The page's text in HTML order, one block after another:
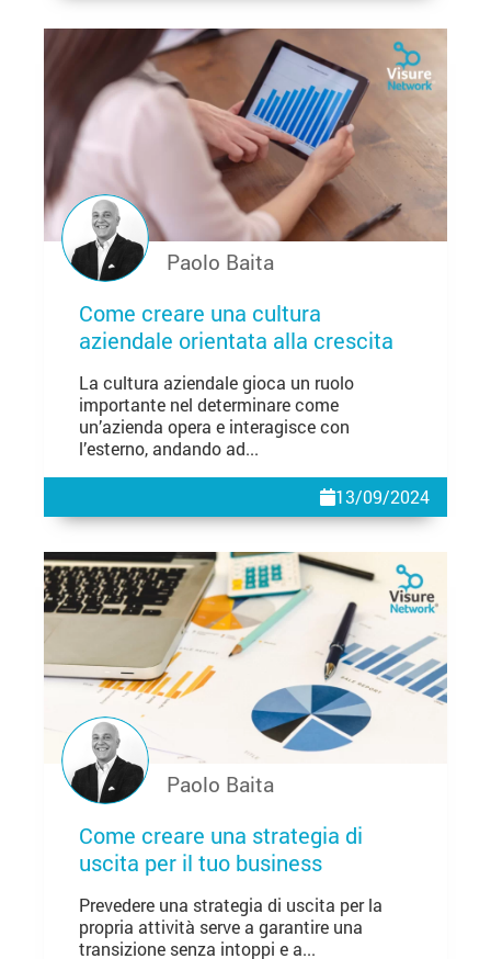
Come creare una cultura
aziendale orientata alla crescita
La cultura aziendale gioca un ruolo
importante nel determinare come
un’azienda opera e interagisce con
l’esterno, andando ad...
Paolo Baita
13/09/2024
Come creare una strategia di
uscita per il tuo business
Prevedere una strategia di uscita per la
propria attività serve a garantire una
transizione senza intoppi e a...
Paolo Baita